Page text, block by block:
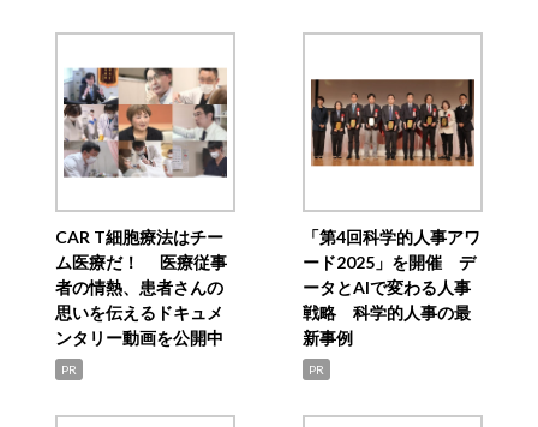
CAR T細胞療法はチー
ム医療だ！ 医療従事
者の情熱、患者さんの
思いを伝えるドキュメ
ンタリー動画を公開中
PR
「第4回科学的人事アワ
ード2025」を開催 デ
ータとAIで変わる人事
戦略 科学的人事の最
新事例
PR